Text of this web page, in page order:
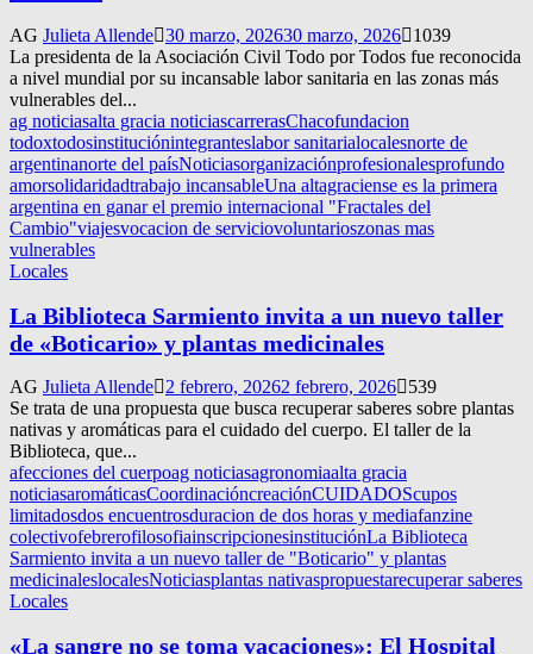
AG Julieta Allende 30 marzo, 202630 marzo, 2026
1039
La presidenta de la Asociación Civil Todo por Todos fue reconocida
a nivel mundial por su incansable labor sanitaria en las zonas más
vulnerables del...
ag noticiasalta gracia noticiascarrerasChacofundacion
todoxtodosinstituciónintegranteslabor sanitarialocalesnorte de
argentinanorte del paísNoticiasorganizaciónprofesionalesprofundo
amorsolidaridadtrabajo incansableUna altagraciense es la primera
argentina en ganar el premio internacional "Fractales del
Cambio"viajesvocacion de serviciovoluntarioszonas mas
vulnerables
Locales
La Biblioteca Sarmiento invita a un nuevo taller
de «Boticario» y plantas medicinales
AG Julieta Allende 2 febrero, 20262 febrero, 2026
539
Se trata de una propuesta que busca recuperar saberes sobre plantas
nativas y aromáticas para el cuidado del cuerpo. El taller de la
Biblioteca, que...
afecciones del cuerpoag noticiasagronomiaalta gracia
noticiasaromáticasCoordinacióncreaciónCUIDADOScupos
limitadosdos encuentrosduracion de dos horas y mediafanzine
colectivofebrerofilosofiainscripcionesinstituciónLa Biblioteca
Sarmiento invita a un nuevo taller de "Boticario" y plantas
medicinaleslocalesNoticiasplantas nativaspropuestarecuperar saberes
Locales
«La sangre no se toma vacaciones»: El Hospital